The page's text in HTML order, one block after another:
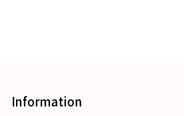
Information